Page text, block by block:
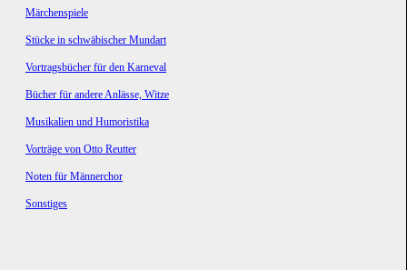
Märchenspiele
Stücke in schwäbischer Mundart
Vortragsbücher für den Karneval
Bücher für andere Anlässe, Witze
Musikalien und Humoristika
Vorträge von Otto Reutter
Noten für Männerchor
Sonstiges